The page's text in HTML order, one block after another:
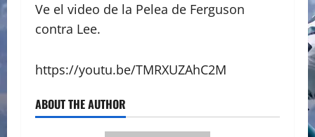
Ve el video de la Pelea de Ferguson
contra Lee.
https://youtu.be/TMRXUZAhC2M
ABOUT THE AUTHOR